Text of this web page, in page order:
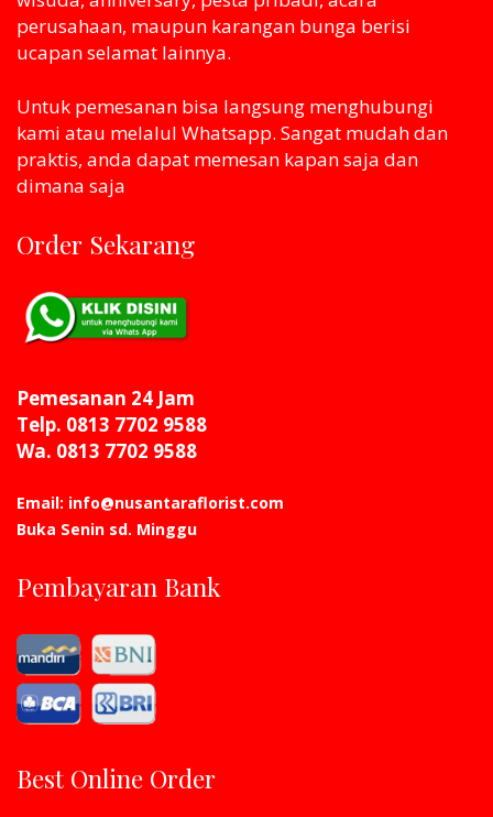
perusahaan, maupun karangan bunga berisi
ucapan selamat lainnya.
Untuk pemesanan bisa langsung menghubungi
kami atau melaluI Whatsapp. Sangat mudah dan
praktis, anda dapat memesan kapan saja dan
dimana saja
Order Sekarang
Pemesanan 24 Jam
Telp. 0813 7702 9588
Wa. 0813 7702 9588
Email: info@nusantaraflorist.com
Buka Senin sd. Minggu
Pembayaran Bank
Best Online Order